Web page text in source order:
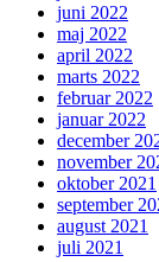
juni 2022
maj 2022
april 2022
marts 2022
februar 2022
januar 2022
december
november
oktober 2021
september
august 2021
juli 2021